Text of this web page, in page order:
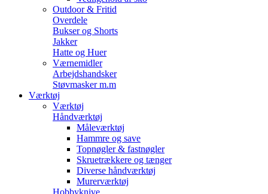
Outdoor & Fritid
Overdele
Bukser og Shorts
Jakker
Hatte og Huer
Værnemidler
Arbejdshandsker
Støvmasker m.m
Værktøj
Værktøj
Håndværktøj
Måleværktøj
Hammre og save
Topnøgler & fastnøgler
Skruetrækkere og tænger
Diverse håndværktøj
Murerværktøj
Hobbyknive